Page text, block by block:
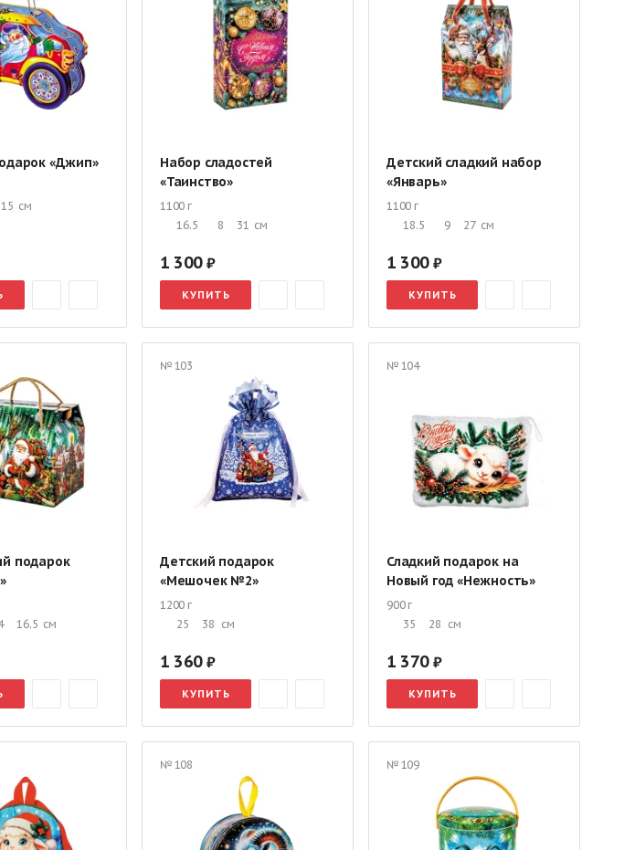
«Джип»
15 см
Набор сладостей
«Таинство»
1100 г
16.5
8 31 см
1 300
КУПИТЬ
Детский сладкий набор
«Январь»
1100 г
18.5
9 27 см
1 300
КУПИТЬ
подарок
16.5 см
№ 103
Детский подарок
«Мешочек №2»
1200 г
25
38 см
1 360
КУПИТЬ
№ 104
Сладкий подарок на
Новый год «Нежность»
900 г
35
28 см
1 370
КУПИТЬ
№ 108 № 109